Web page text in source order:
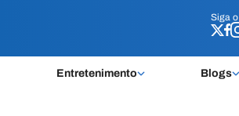
Siga o
Entretenimento Blogs
Siga o